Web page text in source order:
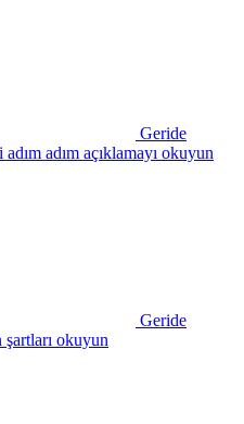
Geride
adım açıklamayı okuyun
Geride
okuyun